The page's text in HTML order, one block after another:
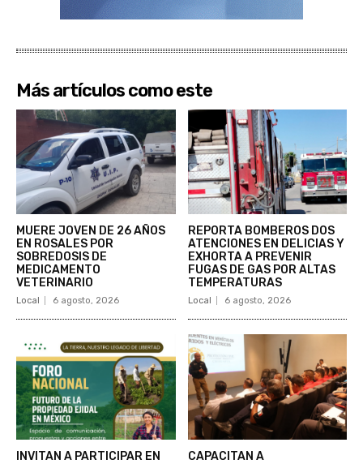
Más artículos como este
MUERE JOVEN DE 26 AÑOS
EN ROSALES POR
SOBREDOSIS DE
MEDICAMENTO
VETERINARIO
Local 6 agosto, 2026
REPORTA BOMBEROS DOS
ATENCIONES EN DELICIAS Y
EXHORTA A PREVENIR
FUGAS DE GAS POR ALTAS
TEMPERATURAS
Local 6 agosto, 2026
INVITAN A PARTICIPAR EN
CAPACITAN A